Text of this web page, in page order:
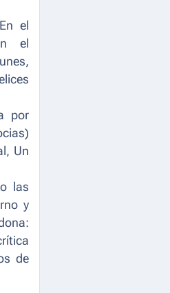
el
el
por
)
Un
las
y
de